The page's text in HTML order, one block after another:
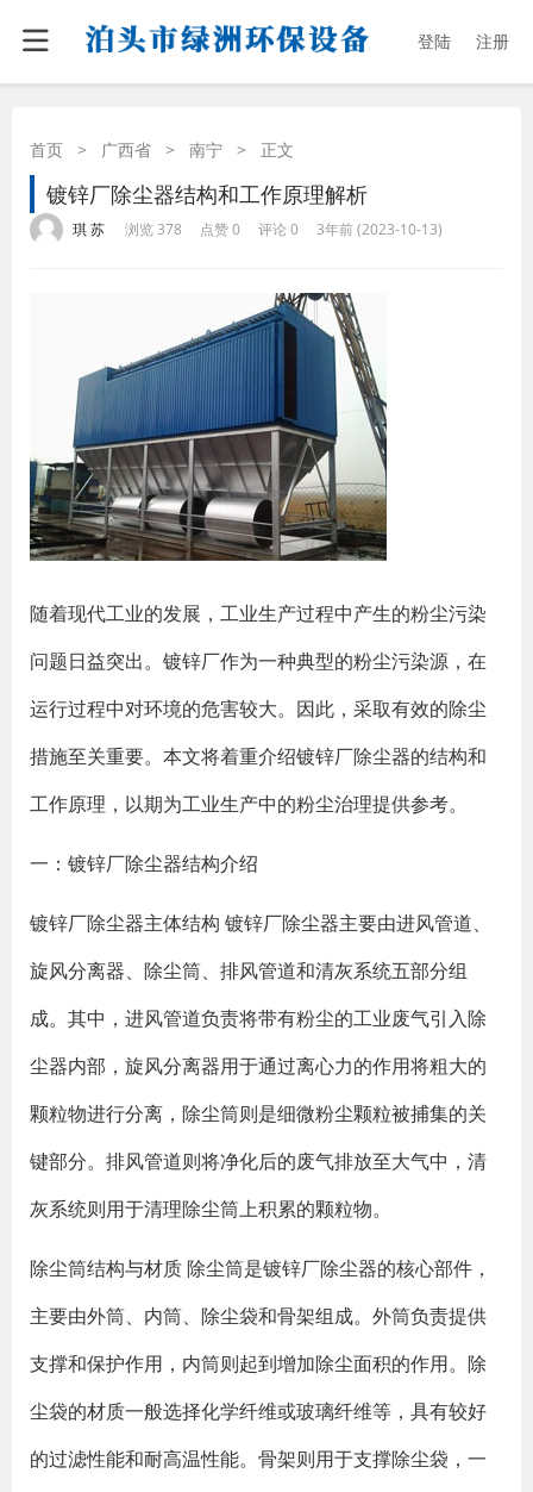
登陆 注册
首页 > 广西省 > 南宁 > 正文
镀锌厂除尘器结构和工作原理解析
琪 苏 浏览 378 点赞 0 评论 0 3年前 (2023-10-13)
随着现代工业的发展，工业生产过程中产生的粉尘污染
问题日益突出。镀锌厂作为一种典型的粉尘污染源，在
运行过程中对环境的危害较大。因此，采取有效的除尘
措施至关重要。本文将着重介绍镀锌厂除尘器的结构和
工作原理，以期为工业生产中的粉尘治理提供参考。
一：镀锌厂除尘器结构介绍
镀锌厂除尘器主体结构 镀锌厂除尘器主要由进风管道、
旋风分离器、除尘筒、排风管道和清灰系统五部分组
成。其中，进风管道负责将带有粉尘的工业废气引入除
尘器内部，旋风分离器用于通过离心力的作用将粗大的
颗粒物进行分离，除尘筒则是细微粉尘颗粒被捕集的关
键部分。排风管道则将净化后的废气排放至大气中，清
灰系统则用于清理除尘筒上积累的颗粒物。
除尘筒结构与材质 除尘筒是镀锌厂除尘器的核心部件，
主要由外筒、内筒、除尘袋和骨架组成。外筒负责提供
支撑和保护作用，内筒则起到增加除尘面积的作用。除
尘袋的材质一般选择化学纤维或玻璃纤维等，具有较好
的过滤性能和耐高温性能。骨架则用于支撑除尘袋，一